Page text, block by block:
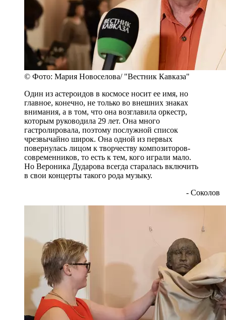
© Фото: Мария Новоселова/ "Вестник Кавказа"
Один из астероидов в космосе носит ее имя, но
главное, конечно, не только во внешних знаках
внимания, а в том, что она возглавила оркестр,
которым руководила 29 лет. Она много
гастролировала, поэтому послужной список
чрезвычайно широк. Она одной из первых
повернулась лицом к творчеству композиторов-
современников, то есть к тем, кого играли мало.
Но Вероника Дударова всегда старалась включить
в свои концерты такого рода музыку.
- Соколов